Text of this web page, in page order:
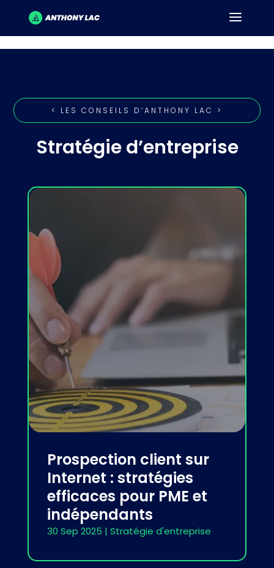
< LES CONSEILS D’ANTHONY LAC >
Stratégie d’entreprise
Prospection client sur
Internet : stratégies
efficaces pour PME et
indépendants
30 Sep 2025 | Stratégie d'entreprise